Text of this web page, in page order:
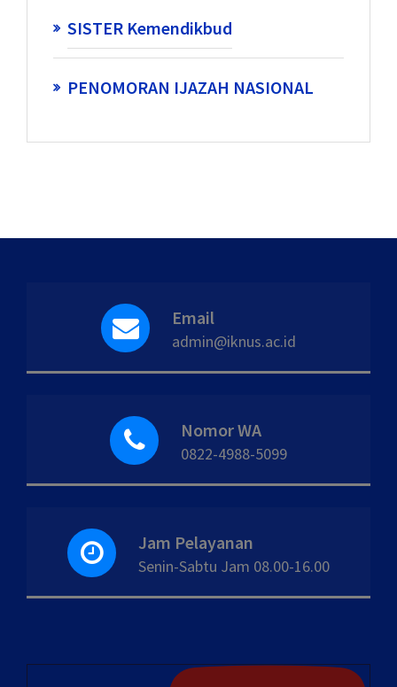
SISTER Kemendikbud
PENOMORAN IJAZAH NASIONAL
Email
admin@iknus.ac.id
Nomor WA
0822-4988-5099
Jam Pelayanan
Senin-Sabtu Jam 08.00-16.00